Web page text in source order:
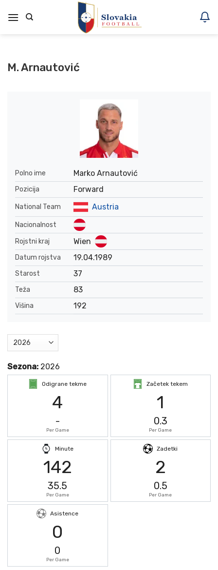
na
M. Arnautović
Polno ime Marko Arnautović
Pozicija Forward
National Team Austria
Nacionalnost
Rojstni kraj
Wien
Datum rojstva 19.04.1989
Starost 37
Teža 83
Višina 192
Sezona: 2026
Odigrane tekme
4
-
Per Game
Začetek tekem
1
0.3
Per Game
Minute
142
35.5
Per Game
Zadetki
2
0.5
Per Game
Asistence
0
0
Per Game